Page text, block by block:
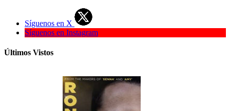
Síguenos en X
Síguenos en Instagram
Últimos Vistos